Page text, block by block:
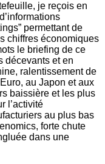
je reçois en
permettant de
chiffres économiques
le briefing de ce
décevants et en
ralentissement de
au Japon et aux
baissière et les plus
l’activité
au plus bas
forte chute
dans une